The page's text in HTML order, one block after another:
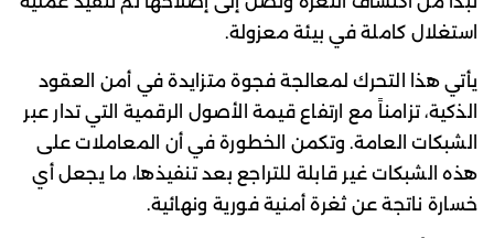
استغلال كاملة في بيئة معزولة.
يأتي هذا التحرك لمعالجة فجوة متزايدة في أمن العقود
الذكية، تزامناً مع ارتفاع قيمة الأصول الرقمية التي تدار عبر
الشبكات العامة. وتكمن الخطورة في أن المعاملات على
هذه الشبكات غير قابلة للتراجع بعد تنفيذها، ما يجعل أي
خسارة ناتجة عن ثغرة أمنية فورية ونهائية.